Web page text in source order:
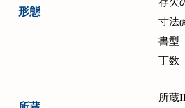
形態
寸法(
書型
丁数
所蔵